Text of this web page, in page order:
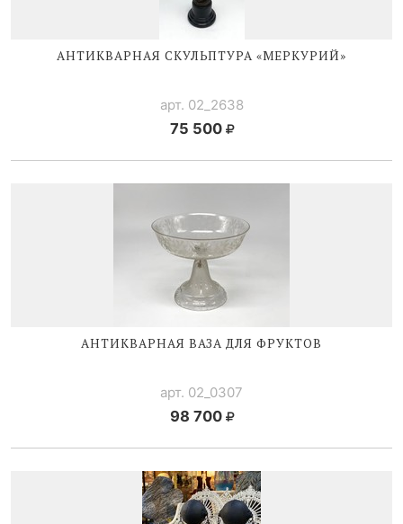
АНТИКВАРНАЯ СКУЛЬПТУРА «МЕРКУРИЙ»
арт. 02_2638
75 500
АНТИКВАРНАЯ ВАЗА ДЛЯ ФРУКТОВ
арт. 02_0307
98 700